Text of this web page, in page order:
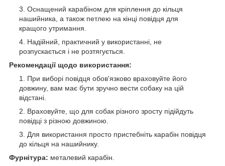
Оснащений карабіном для кріплення до кільця
нашийника, а також петлею на кінці повідця для
кращого утримання.
Надійний, практичний у використанні, не
розпускається і не розтягується.
Рекомендації щодо використання:
При виборі повідця обов'язково враховуйте його
довжину, вам має бути зручно вести собаку на цій
відстані.
Враховуйте, що для собак різного зросту підійдуть
повідці з різною довжиною.
Для використання просто пристебніть карабін повідця
до кільця на нашийнику.
Фурнітура: металевий карабін.